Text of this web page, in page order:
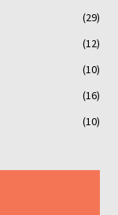
(29)
(12)
(10)
(16)
(10)